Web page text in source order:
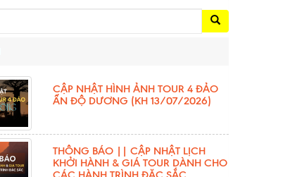
CẬP NHẬT HÌNH ẢNH TOUR 4 ĐẢO
ẤN ĐỘ DƯƠNG (KH 13/07/2026)
THÔNG BÁO || CẬP NHẬT LỊCH
KHỞI HÀNH & GIÁ TOUR DÀNH CHO